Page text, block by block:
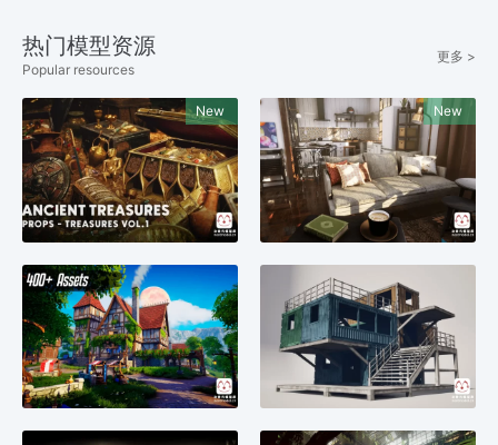
热门模型资源
Popular resources
更多 >